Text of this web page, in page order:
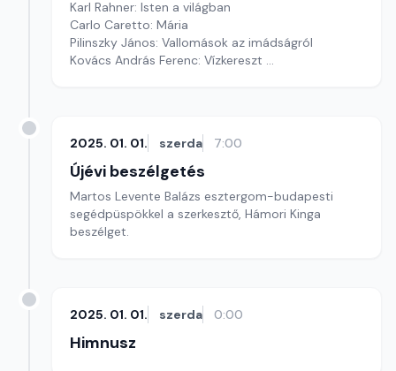
Karl Rahner: Isten a világban
Carlo Caretto: Mária
Pilinszky János: Vallomások az imádságról
Kovács András Ferenc: Vízkereszt
Sárospataki Zsuzsanna
2025. 01. 01. szerda 7:00
Újévi beszélgetés
Martos Levente Balázs esztergom-budapesti
segédpüspökkel a szerkesztő, Hámori Kinga
beszélget.
2025. 01. 01. szerda 0:00
Himnusz